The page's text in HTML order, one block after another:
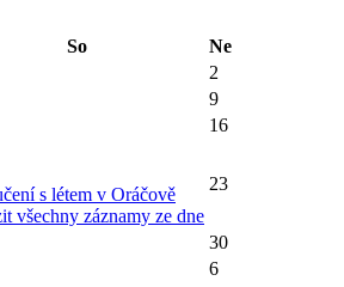
So
Ne
2
9
16
s létem v Oráčově
všechny záznamy ze dne
23
30
6